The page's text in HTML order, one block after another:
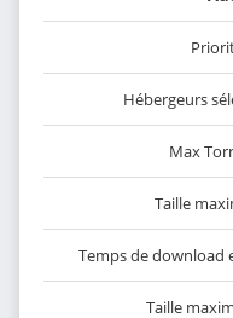
Hébergeurs
Max
Taille
Temps de download
Taille